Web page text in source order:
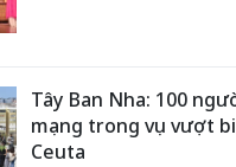
Tây Ban Nha: 100
mạng trong vụ vượt
Ceuta